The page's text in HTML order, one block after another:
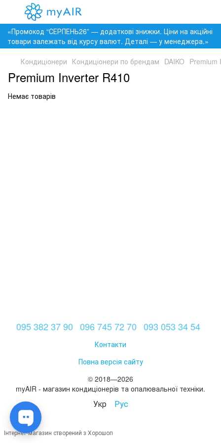
«Промокод “СЕРПЕНЬ26” — додаткові знижки. Ціни на акційні
товари залежать від курсу валют. Деталі — у менеджера.»
Кондиціонери Кондиціонери по брендам DAIKO Premium
Premium Inverter R410
Немає товарів
095 382 37 90 096 745 72 70 093 053 34 54
Контакти
Повна версія сайту
© 2018—2026
myAIR - магазин кондиціонерів та опалювальної техніки.
Укр Рус
Інтернет-магазин створений з Хорошоп